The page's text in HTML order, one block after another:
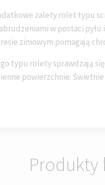
zalety rolet typu
w postaci
zimowym pomagają
typu rolety sprawdzają
powierzchnie.
Produkty